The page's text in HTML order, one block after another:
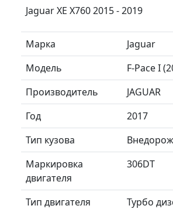
Jаguar ХЕ X760 2015 - 2019
Марка
Jaguar
Модель
F-Pace I
Производитель
JAGUAR
Год
2017
Тип кузова
Маркировка
двигателя
306DT
Тип двигателя
Турбо